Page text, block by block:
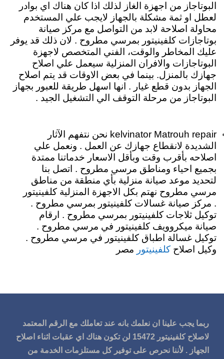
البوتاجاز من اجهزة الغاز لذلك اذا كان هناك اي بوادر
لعطل او ثمة مشكلة بالجهاز لايجب علي المستخدم
محاولة اصلاحة لابد من التواصل مع مركز صيانة
بوتاجازات كلفينيتور بمرسي مطروح . لان ذلك قد يوفر
عليك المخاطر والوقت، الفني المتخصص لاجهزة
البوتاجازات والافران المنزلية سيعمل علي اصلاح
جهازك بالمنزل. بينما في بعض الاوقات قد يتم اصلاح
الجهاز بدون قطع غيار . انها اسهل طريقة للعبور بجهاز
البوتاجاز من مرحلة التوقف الي التشغيل الجيد .
kelvinator Matrouh repair نحن نتفهم الآثار
الشديدة لانقطاع جهازك عن العمل . ونعمل علي
اصلاحه بأقرب وقت وبأقل الاسعار خدماتنا ممتدة
بجميع احياء ومناطق مرسي مطروح . اتصل بنا
لتحديد موعد صيانة منزلية بأي منطقة من مناطق
مرسي مطروح نهتم بكل الاجهزة المنزلية كلفينيتور
. مركز صيانة غسالات كلفينيتور بمرسي مطروح .
توكيل ثلاجات كلفينيتور بمرسي مطروح . ارقام
صيانة ميكروويف كلفينيتور في مرسي مطروح .
توكيل غسالة اطباق كلفينيتور في مرسي مطروح .
وكيل اصلاح كلفينيتور مصر
ربما يجب علينا ان نعلمك بانه عند تعاملك مع الرقم المعتمد
لاصلاح كلفينيتور 15472 لن تكون هناك اي عقبات اثناء اصلاح
الجهاز . لأننا نحرص على توفير كل مستلزمات الخدمة من